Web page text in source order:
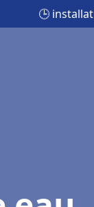
🕒